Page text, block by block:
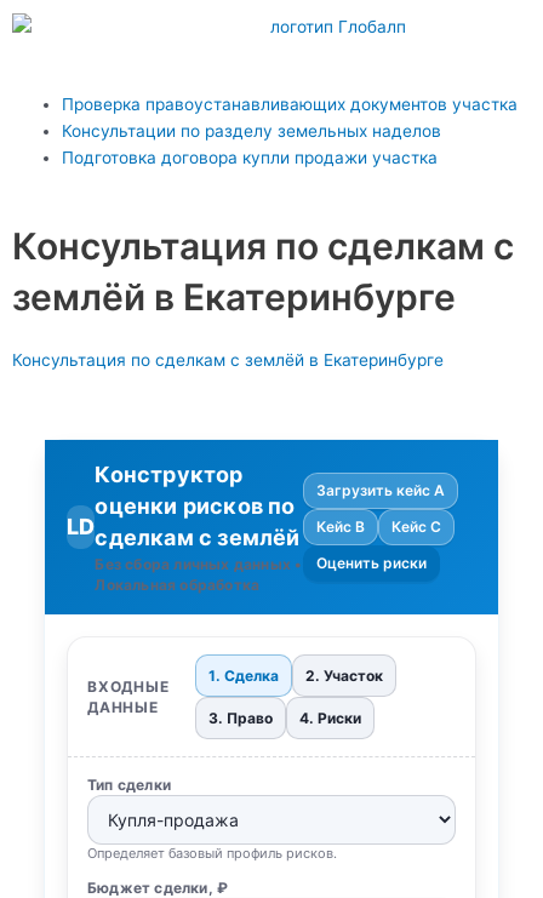
Перейти
Main
Menu
Проверка правоустанавливающих документов участка
Консультации по разделу земельных наделов
Подготовка договора купли продажи участка
Консультация по сделкам с
землёй в Екатеринбурге
Консультация по сделкам с землёй в Екатеринбурге
LD
Конструктор
оценки рисков по
сделкам с землёй
Без сбора личных данных •
Локальная обработка
Загрузить кейс A
Кейс B
Кейс C
Оценить риски
ВХОДНЫЕ
ДАННЫЕ
1. Сделка 2. Участок
3. Право 4. Риски
Тип сделки
Определяет базовый профиль рисков.
Бюджет сделки, ₽